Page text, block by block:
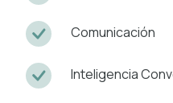
Comunicación
Inteligencia